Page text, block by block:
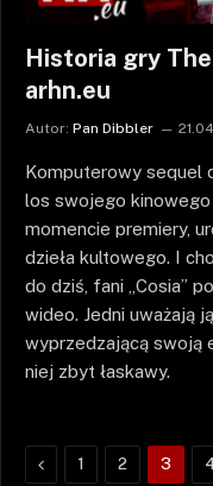
Historia gry
arhn.eu
Autor: Pan Dibbler
Komputerowy sequel
los swojego
momencie premiery,
dzieła kultowego. I
do dziś, fani „Cosia”
wideo. Jedni uważają
wyprzedzającą swoją
niej zbyt łaskawy.
Poprzednie
1 2 3 4